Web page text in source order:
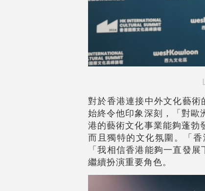
對於香港連接中外文化藝
始終令他印象深刻，「對歐
港的藝術文化事業能夠蓬勃
而且獨特的文化氛圍。「
「我相信香港能夠一直發
繼續扮演重要角色。